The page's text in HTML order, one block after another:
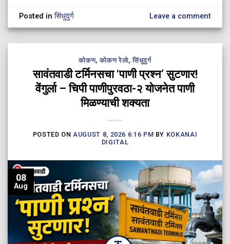
Posted inसिंधुदुर्ग Leave a comment
कोकण,कोकण रेल्वे,सिंधुदुर्ग
सावंतवाडी टर्मिनसचा ‘पाणी प्रश्न’ सुटणार!
वेंगुर्ला – चिपी पाणीपुरवठा-२ योजनेत पाणी
मिळण्याची शक्यता
POSTED ONAUGUST 8, 2026 6:16 PM BY KOKANAI
DIGITAL
08
Aug